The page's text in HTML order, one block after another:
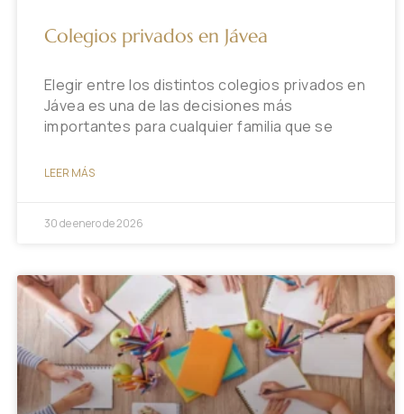
Colegios privados en Jávea
Elegir entre los distintos colegios privados en
Jávea es una de las decisiones más
importantes para cualquier familia que se
LEER MÁS
30 de enero de 2026